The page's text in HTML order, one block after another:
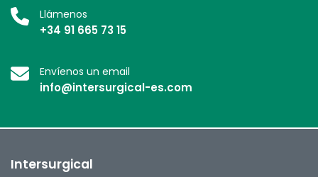
Llámenos
+34 91 665 73 15
Envíenos un email
info@intersurgical-es.com
Intersurgical